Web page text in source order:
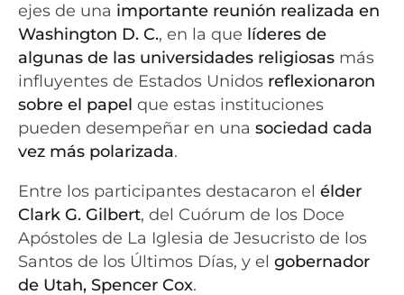
ejes de una importante reunión realizada en
Washington D. C., en la que líderes de
algunas de las universidades religiosas más
influyentes de Estados Unidos reflexionaron
sobre el papel que estas instituciones
pueden desempeñar en una sociedad cada
vez más polarizada.
Entre los participantes destacaron el élder
Clark G. Gilbert, del Cuórum de los Doce
Apóstoles de La Iglesia de Jesucristo de los
Santos de los Últimos Días, y el gobernador
de Utah, Spencer Cox.